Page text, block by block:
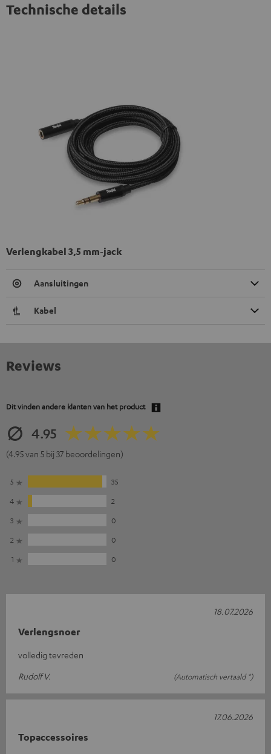
Technische details
Verlengkabel 3,5 mm‑jack
Aansluitingen
Kabel
Reviews
Dit vinden andere klanten van het product
4.95
(4.95 van 5 bij 37 beoordelingen)
5
35
4
2
3
0
2
0
1
0
Verlengsnoer
volledig tevreden
Rudolf V.
(Automatisch vertaald *)
18.07.2026
Topaccessoires
17.06.2026